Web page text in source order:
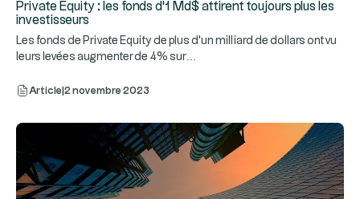
Private Equity : les fonds d'1 Md$ attirent toujours plus les
investisseurs
Les fonds de Private Equity de plus d'un milliard de dollars ont vu
leurs levées augmenter de 4% sur...
Article 2 novembre 2023